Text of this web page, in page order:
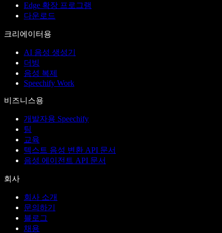
Edge 확장 프로그램
다운로드
크리에이터용
AI 음성 생성기
더빙
음성 복제
Speechify Work
비즈니스용
개발자용 Speechify
팀
교육
텍스트 음성 변환 API 문서
음성 에이전트 API 문서
회사
회사 소개
문의하기
블로그
채용